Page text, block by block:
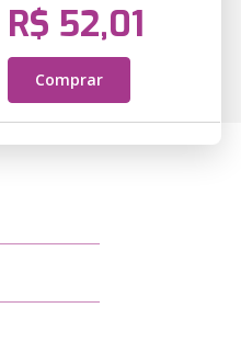
R$ 52,01
Comprar